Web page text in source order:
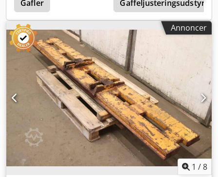
Gafler Gaffeljusteringsudstyr
Annoncer
1 /8